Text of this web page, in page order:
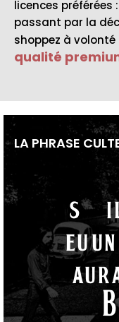
licences préférées
passant par la
shoppez à volonté
qualité
LA PHRASE
eu